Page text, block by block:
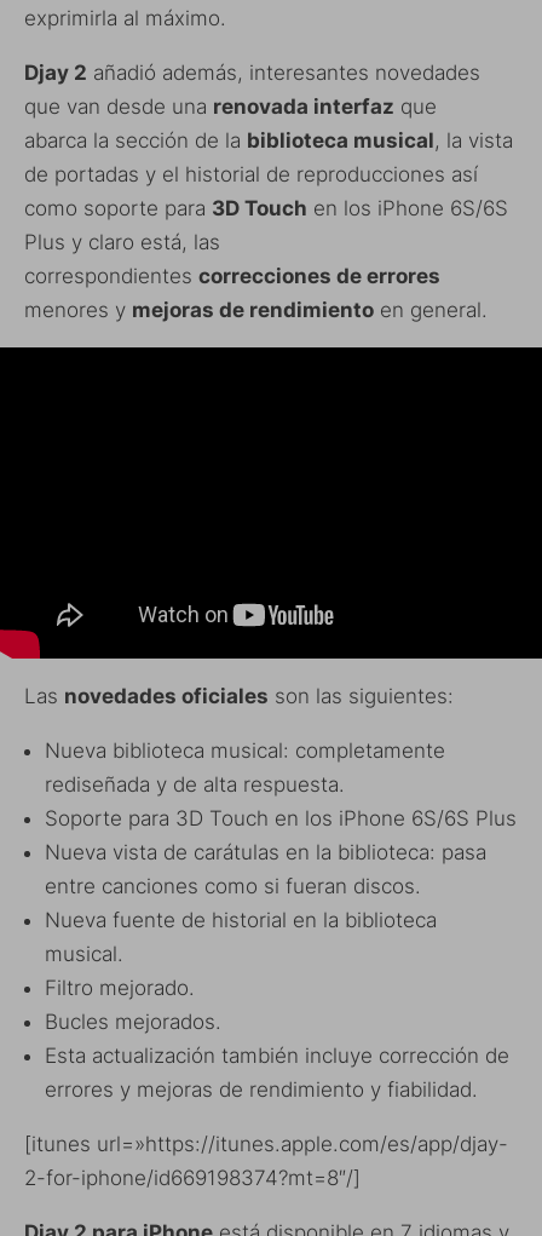
exprimirla al máximo.
Djay 2 añadió además, interesantes novedades
que van desde una renovada interfaz que
abarca la sección de la biblioteca musical, la vista
de portadas y el historial de reproducciones así
como soporte para 3D Touch en los iPhone 6S/6S
Plus y claro está, las
correspondientes correcciones de errores
menores y mejoras de rendimiento en general.
Las novedades oficiales son las siguientes:
Nueva biblioteca musical: completamente
rediseñada y de alta respuesta.
Soporte para 3D Touch en los iPhone 6S/6S Plus
Nueva vista de carátulas en la biblioteca: pasa
entre canciones como si fueran discos.
Nueva fuente de historial en la biblioteca
musical.
Filtro mejorado.
Bucles mejorados.
Esta actualización también incluye corrección de
errores y mejoras de rendimiento y fiabilidad.
[itunes url=»https://itunes.apple.com/es/app/djay-
2-for-iphone/id669198374?mt=8″/]